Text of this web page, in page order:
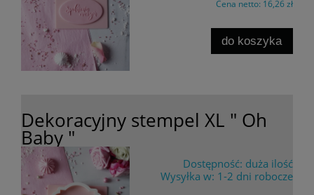
Cena netto: 16,26 zł
do koszyka
Dekoracyjny stempel XL " Oh
Baby "
Dostępność: duża ilość
Wysyłka w: 1-2 dni robocze